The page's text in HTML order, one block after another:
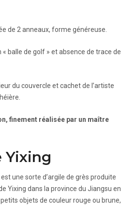
de 2 anneaux, forme généreuse.
balle de golf » et absence de trace de
du couvercle et cachet de l’artiste
finement réalisée par un maître
Yixing
une sorte d’argile de grès produite
Yixing dans la province du Jiangsu en
objets de couleur rouge ou brune,